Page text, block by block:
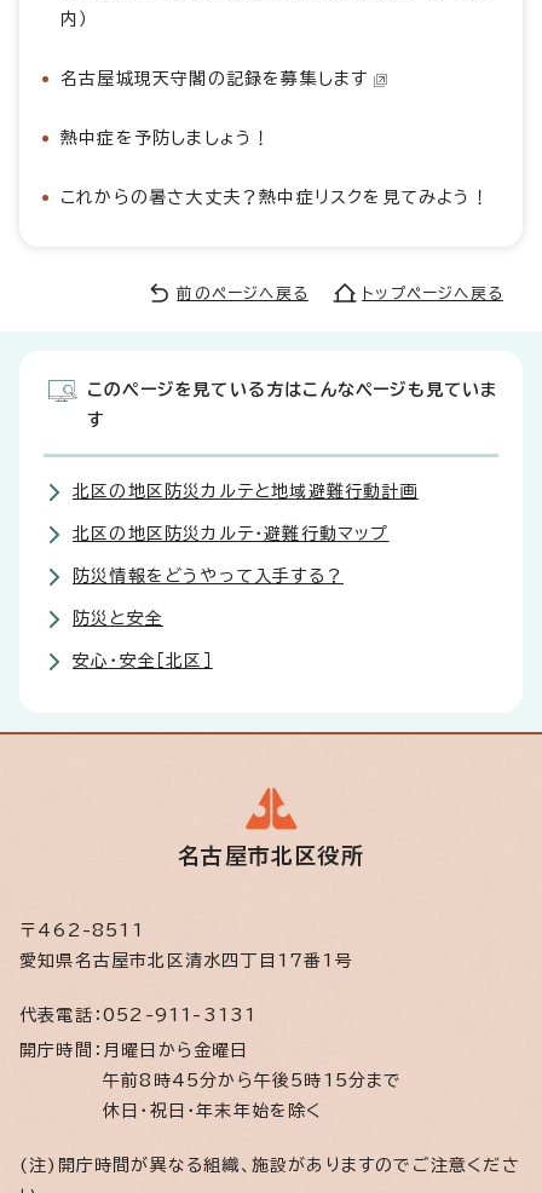
内）
名古屋城現天守閣の記録を募集します
熱中症を予防しましょう！
これからの暑さ大丈夫？熱中症リスクを見てみよう！
前のページへ戻る トップページへ戻る
このページを見ている方はこんなページも見ていま
す
北区の地区防災カルテと地域避難行動計画
北区の地区防災カルテ・避難行動マップ
防災情報をどうやって入手する？
防災と安全
安心・安全［北区］
名古屋市北区役所
〒462-8511
愛知県名古屋市北区清水四丁目17番1号
代表電話： 052-911-3131
開庁時間： 月曜日から金曜日
午前8時45分から午後5時15分まで
休日・祝日・年末年始を除く
(注)開庁時間が異なる組織、施設がありますのでご注意くださ